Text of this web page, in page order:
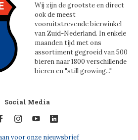
Wij zijn de grootste en direct
ook de meest
vooruitstrevende bierwinkel
van Zuid-Nederland. In enkele
maanden tijd met ons
assortiment gegroeid van 500
bieren naar 1800 verschillende
bieren en "still growing..."
Social Media
voor onze nieuwsbrief